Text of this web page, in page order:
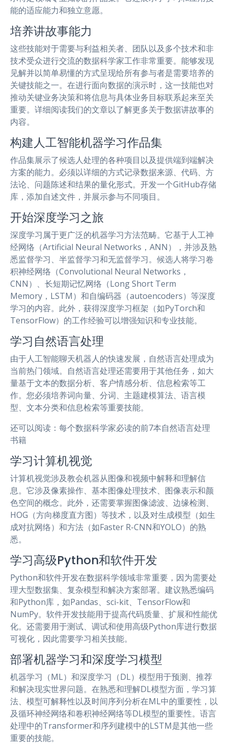
能的适应能力和独立意愿。
培养讲故事能力
这些技能对于需要与利益相关者、团队以及多个技术和非
技术受众进行交流的数据科学家工作非常重要。能够发现
见解并以简单易懂的方式呈现给所有参与者是需要培养的
关键技能之一。在进行面向数据的演示时，这一技能也对
推动关键业务决策和将信息与具体业务目标联系起来至关
重要。详细阅读我们的文章以了解更多关于数据讲故事的
内容。
构建人工智能机器学习作品集
作品集展示了候选人处理的各种项目以及提供端到端解决
方案的能力。必须以详细的方式记录数据来源、代码、方
法论、问题陈述和结果的量化形式。开发一个GitHub存储
库，添加自述文件，并展示参与不同项目。
开始深度学习之旅
深度学习属于更广泛的机器学习方法范畴。它基于人工神
经网络（Artificial Neural Networks，ANN），并涉及熟
悉监督学习、半监督学习和无监督学习。候选人将学习卷
积神经网络（Convolutional Neural Networks，
CNN）、长短期记忆网络（Long Short Term
Memory，LSTM）和自编码器（autoencoders）等深度
学习的内容。此外，获得深度学习框架（如PyTorch和
TensorFlow）的工作经验可以增强知识和专业技能。
学习自然语言处理
由于人工智能聊天机器人的快速发展，自然语言处理成为
当前热门领域。自然语言处理还需要用于其他任务，如大
量基于文本的数据分析、客户情感分析、信息检索等工
作。您必须培养词向量、分词、主题建模算法、语言模
型、文本分类和信息检索等重要技能。
还可以阅读：每个数据科学家必读的前7本自然语言处理
书籍
学习计算机视觉
计算机视觉涉及教会机器从图像和视频中解释和理解信
息。它涉及像素操作、基本图像处理技术、图像表示和颜
色空间的概念。此外，还需要掌握图像滤波、边缘检测、
HOG（方向梯度直方图）等技术，以及对生成模型（如生
成对抗网络）和方法（如Faster R-CNN和YOLO）的熟
悉。
学习高级Python和软件开发
Python和软件开发在数据科学领域非常重要，因为需要处
理大型数据集、复杂模型和解决方案部署。建议熟悉编码
和Python库，如Pandas、sci-kit、TensorFlow和
NumPy。软件开发技能用于提高代码质量、扩展和性能优
化。还需要用于测试、调试和使用高级Python库进行数据
可视化，因此需要学习相关技能。
部署机器学习和深度学习模型
机器学习（ML）和深度学习（DL）模型用于预测、推荐
和解决现实世界问题。在熟悉和理解DL模型方面，学习算
法、模型可解释性以及时间序列分析在ML中的重要性，以
及循环神经网络和卷积神经网络等DL模型的重要性。语言
处理中的Transformer和序列建模中的LSTM是其他一些
重要的技能。